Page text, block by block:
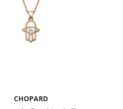
CHOPARD